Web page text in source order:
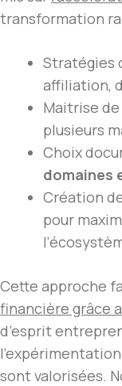
transformation
Stratégies
affiliation,
Maitrise de
plusieurs
Choix
domaines
Création
pour
Cette approche
financière grâce
d’esprit
sont valorisées.